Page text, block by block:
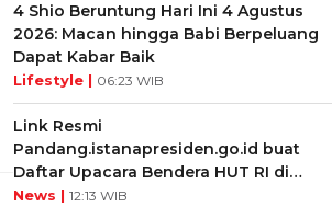
4 Shio Beruntung Hari Ini 4 Agustus
2026: Macan hingga Babi Berpeluang
Dapat Kabar Baik
Lifestyle | 06:23 WIB
Link Resmi
Pandang.istanapresiden.go.id buat
Daftar Upacara Bendera HUT RI di
Istana Negara
News | 12:13 WIB